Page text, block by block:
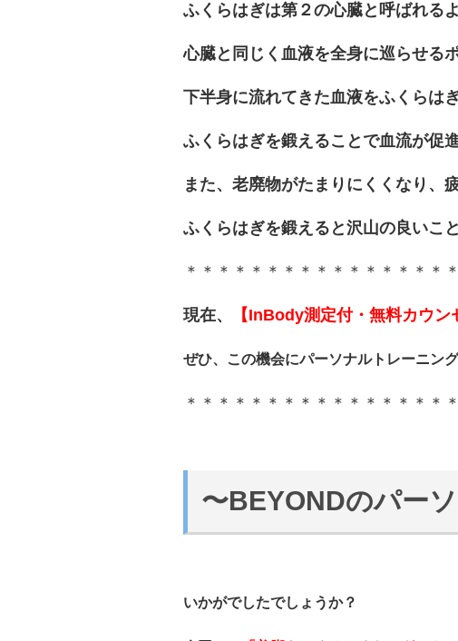
ふくらはぎは第２の心臓と呼ばれる
心臓と同じく血液を全身に巡らせる
下半身に流れてきた血液をふくらは
ふくらはぎを鍛えることで血流が促
また、老廃物がたまりにくくなり、
ふくらはぎを鍛えると沢山の良いこ
＊＊＊＊＊＊＊＊＊＊＊＊＊＊＊＊
現在、 【InBody測定付・無料カウン
ぜひ、この機会にパーソナルトレーニン
＊＊＊＊＊＊＊＊＊＊＊＊＊＊＊＊
〜BEYONDのパー
いかがでしたでしょうか？